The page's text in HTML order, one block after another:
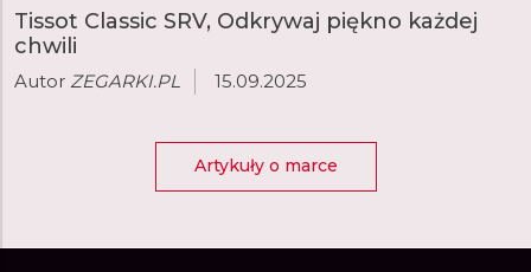
Tissot Classic SRV, Odkrywaj piękno każdej
chwili
Autor ZEGARKI.PL 15.09.2025
Artykuły o marce